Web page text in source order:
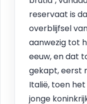
reservaat is
overblijfsel
aanwezig tot
eeuw, en dat
gekapt, eerst
Italië, toen
jonge